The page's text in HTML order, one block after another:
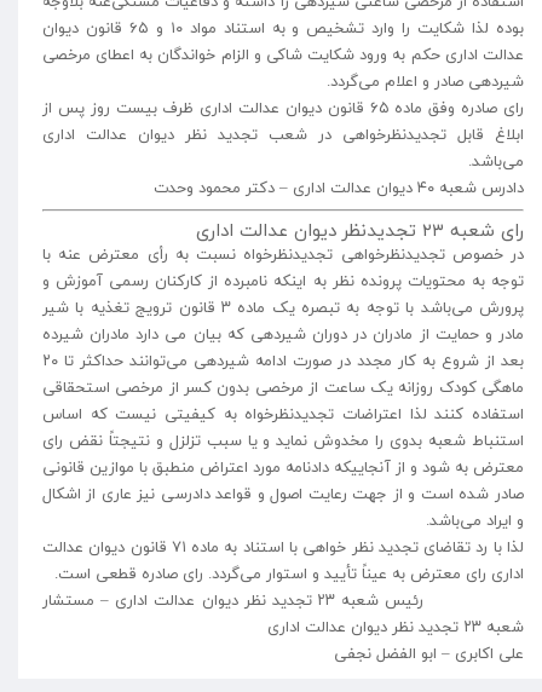
بوده لذا شکایت را وارد تشخیص و به استناد مواد ۱۰ و ۶۵ قانون دیوان
عدالت اداری حکم به ورود شکایت شاکی و الزام خواندگان به اعطای مرخصی
شیردهی صادر و اعلام می‌گردد.
رای صادره وفق ماده ۶۵ قانون دیوان عدالت اداری ظرف بیست روز پس از
ابلاغ قابل تجدیدنظرخواهی در شعب تجدید نظر دیوان عدالت اداری
می‌باشد.
دادرس شعبه ۴۰ دیوان عدالت اداری – دکتر محمود وحدت
رای شعبه ۲۳ تجدیدنظر دیوان عدالت اداری
در خصوص تجدیدنظرخواهی تجدیدنظرخواه نسبت به رأی معترض عنه با
توجه به محتویات پرونده نظر به اینکه نامبرده از کارکنان رسمی آموزش و
پرورش می‌باشد با توجه به تبصره یک ماده ۳ قانون ترویج تغذیه با شیر
مادر و حمایت از مادران در دوران شیردهی که بیان می دارد مادران شیرده
بعد از شروع به کار مجدد در صورت ادامه شیردهی می‌توانند حداکثر تا ۲۰
ماهگی کودک روزانه یک ساعت از مرخصی بدون کسر از مرخصی استحقاقی
استفاده کنند لذا اعتراضات تجدیدنظرخواه به کیفیتی نیست که اساس
استنباط شعبه بدوی را مخدوش نماید و یا سبب تزلزل و نتیجتاً نقض رای
معترض به شود و از آنجاییکه دادنامه مورد اعتراض منطبق با موازین قانونی
صادر شده است و از جهت رعایت اصول و قواعد دادرسی نیز عاری از اشکال
و ایراد می‌باشد.
لذا با رد تقاضای تجدید نظر خواهی با استناد به ماده ۷۱ قانون دیوان عدالت
اداری رای معترض به عیناً تأیید و استوار می‌گردد. رای صادره قطعی است.
رئیس شعبه ۲۳ تجدید نظر دیوان عدالت اداری – مستشار
شعبه ۲۳ تجدید نظر دیوان عدالت اداری
على اکابری – ابو الفضل نجفی